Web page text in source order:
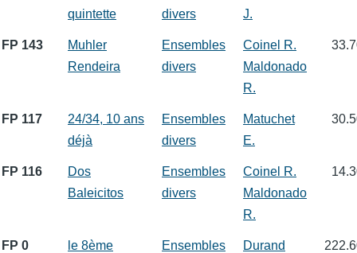
quintette
divers
J.
FP 143
Muhler
Rendeira
Ensembles
divers
Coinel R.
Maldonado
R.
FP 117
24/34, 10 ans
déjà
Ensembles
divers
Matuchet
E.
FP 116
Dos
Baleicitos
Ensembles
divers
Coinel R.
Maldonado
R.
FP 0
le 8ème
Ensembles
Durand